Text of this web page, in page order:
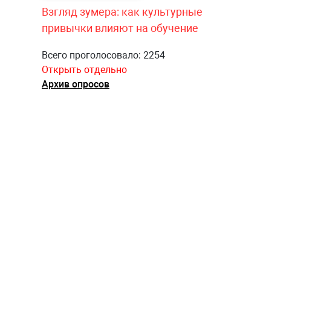
Взгляд зумера: как культурные
привычки влияют на обучение
Всего проголосовало: 2254
Открыть отдельно
Архив опросов